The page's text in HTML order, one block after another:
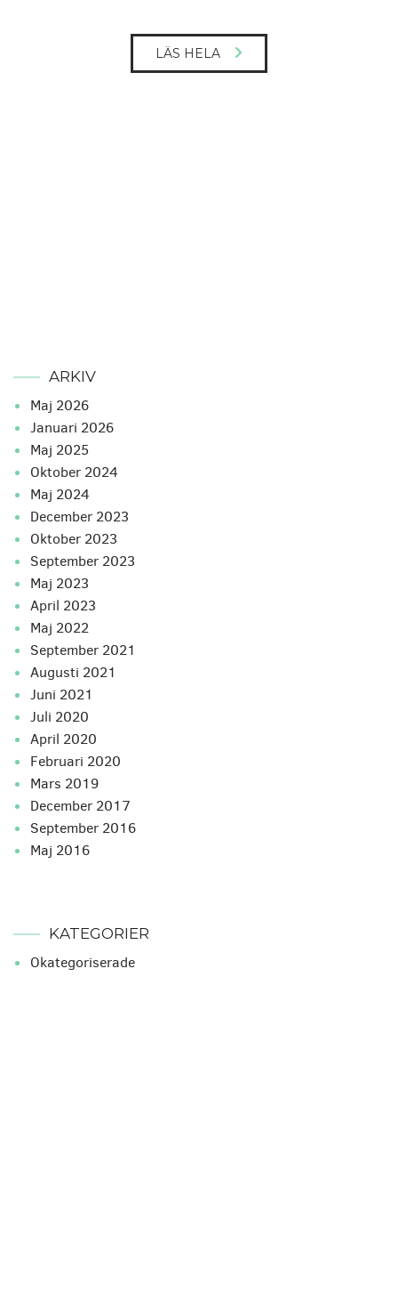
LÄS HELA
ARKIV
maj 2026
januari 2026
maj 2025
oktober 2024
maj 2024
december 2023
oktober 2023
september 2023
maj 2023
april 2023
maj 2022
september 2021
augusti 2021
juni 2021
juli 2020
april 2020
februari 2020
mars 2019
december 2017
september 2016
maj 2016
KATEGORIER
Okategoriserade